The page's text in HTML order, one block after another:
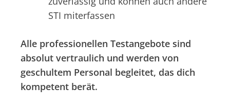
STI miterfassen
Alle professionellen Testangebote sind
absolut vertraulich und werden von
geschultem Personal begleitet, das dich
kompetent berät.